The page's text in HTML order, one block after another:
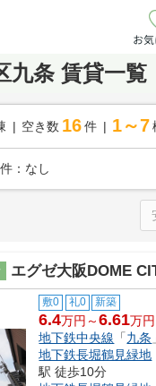
お
九条 賃貸一覧
空き数 16 件 1～7
： なし
エグゼ大阪DOME
敷0 礼0 新築
6.4万円～6.61万円
地下鉄中央線 「九条
地下鉄長堀鶴見緑地
駅 徒歩10分